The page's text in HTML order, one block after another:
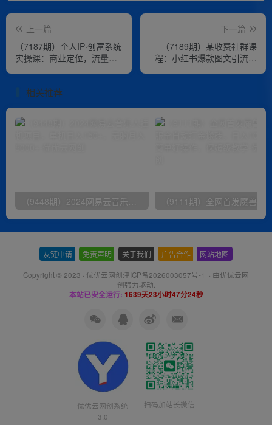
上一篇
（7187期）个人IP·创富系统
实操课：商业定位，流量打
下一篇
（7189期）某收费社群课
程：小红书爆款图文引流教
相关推荐
友链申请 免责声明 关于我们 广告合作 网站地图
Copyright © 2023 · 优优云网创津ICP备2026003057号-1 · 由优优云网
创强力驱动.
本站已安全运行: 1639天23小时47分25秒
优优云网创系统
3.0
扫码加站长微信